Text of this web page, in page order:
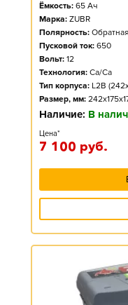
Ёмкость: 65 Ач
Марка: ZUBR
Полярность: Обратная
Пусковой ток: 650
Вольт: 12
Технология: Ca/Ca
Тип корпуса: L2B
Размер, мм:
Наличие: В
Цена*
7 100 руб.